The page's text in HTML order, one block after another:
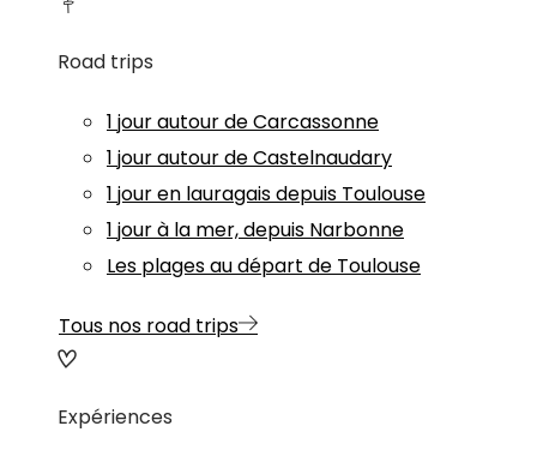
Road trips
1 jour autour de Carcassonne
1 jour autour de Castelnaudary
1 jour en lauragais depuis Toulouse
1 jour à la mer, depuis Narbonne
Les plages au départ de Toulouse
Tous nos road trips
Expériences